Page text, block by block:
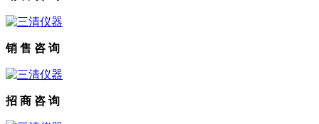
销 售 咨 询
招 商 咨 询